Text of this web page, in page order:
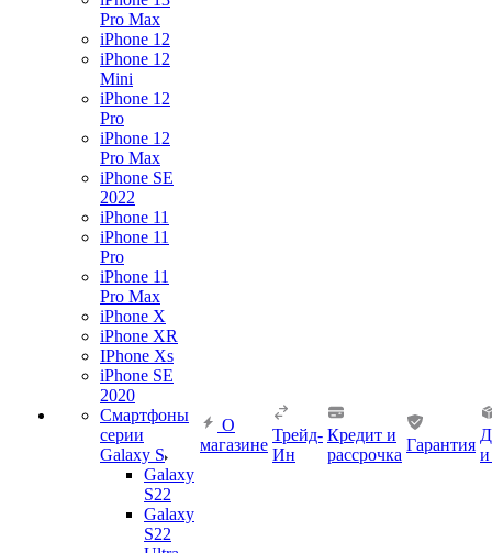
Pro Max
iPhone 12
iPhone 12
Mini
iPhone 12
Pro
iPhone 12
Pro Max
iPhone SE
2022
iPhone 11
iPhone 11
Pro
iPhone 11
Pro Max
iPhone X
iPhone XR
IPhone Xs
iPhone SE
2020
Смартфоны
серии
Galaxy S
Galaxy
S22
Galaxy
S22
О
магазине
Трейд-
Ин
Кредит и
рассрочка
Гарантия
и